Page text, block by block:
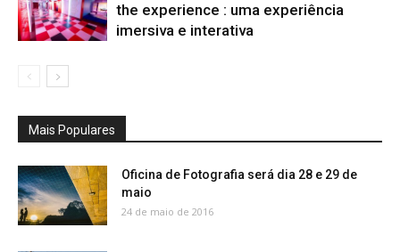
the experience : uma experiência
imersiva e interativa
Mais Populares
Oficina de Fotografia será dia 28 e 29 de
maio
24 de maio de 2016